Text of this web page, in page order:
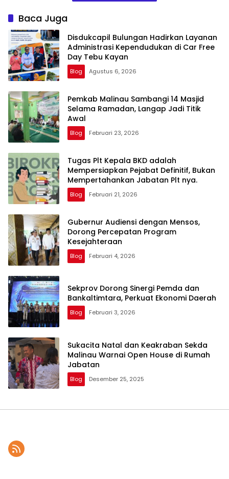
Baca Juga
Disdukcapil Bulungan Hadirkan Layanan
Administrasi Kependudukan di Car Free
Day Tebu Kayan
Blog Agustus 6, 2026
Pemkab Malinau Sambangi 14 Masjid
Selama Ramadan, Langap Jadi Titik
Awal
Blog Februari 23, 2026
Tugas Plt Kepala BKD adalah
Mempersiapkan Pejabat Definitif, Bukan
Mempertahankan Jabatan Plt nya.
Blog Februari 21, 2026
Gubernur Audiensi dengan Mensos,
Dorong Percepatan Program
Kesejahteraan
Blog Februari 4, 2026
Sekprov Dorong Sinergi Pemda dan
Bankaltimtara, Perkuat Ekonomi Daerah
Blog Februari 3, 2026
Sukacita Natal dan Keakraban Sekda
Malinau Warnai Open House di Rumah
Jabatan
Blog Desember 25, 2025